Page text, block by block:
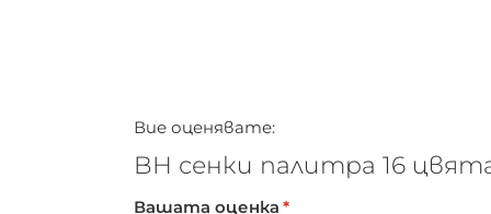
Вие оценявате:
BH сенки палитра 16
Вашата оценка